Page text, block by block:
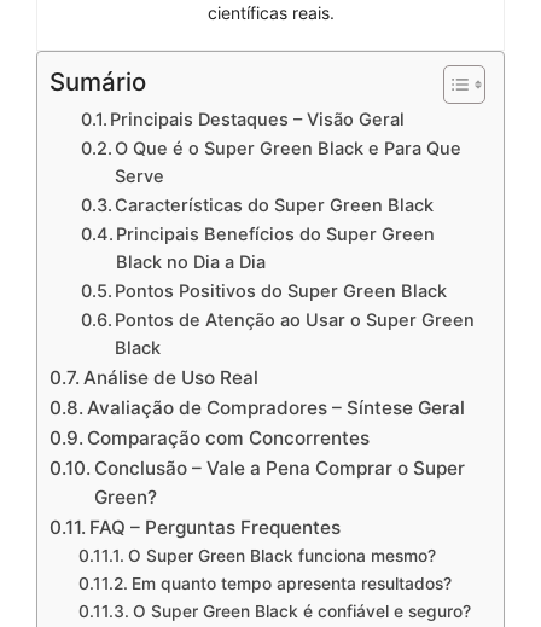
científicas reais.
Sumário
Principais Destaques – Visão Geral
O Que é o Super Green Black e Para Que
Serve
Características do Super Green Black
Principais Benefícios do Super Green
Black no Dia a Dia
Pontos Positivos do Super Green Black
Pontos de Atenção ao Usar o Super Green
Black
Análise de Uso Real
Avaliação de Compradores – Síntese Geral
Comparação com Concorrentes
Conclusão – Vale a Pena Comprar o Super
Green?
FAQ – Perguntas Frequentes
O Super Green Black funciona mesmo?
Em quanto tempo apresenta resultados?
O Super Green Black é confiável e seguro?